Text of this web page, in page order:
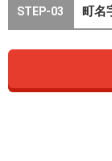
STEP-03